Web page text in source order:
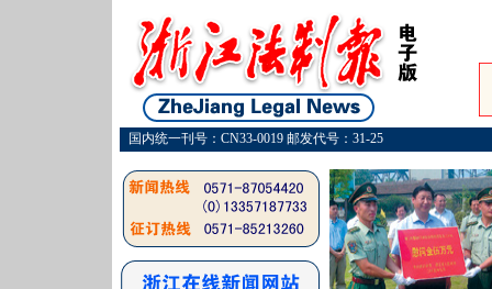
国内统一刊号：CN33-0019 邮发代号：31-25